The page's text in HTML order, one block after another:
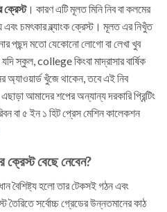
ক্রেস্ট। কারণ এটি মূলত মিনি নিব বা কলমের
চমৎকার ব্ল্যাংক ক্রেস্ট। মূলত এর নিখুঁত
পছন্দ মতো যেকোনো লোগো বা লেখা খুব
স্কুল, college কিংবা মাদ্রাসার বার্ষিক
অ্যাওয়ার্ড খুঁজে থাকেন, তবে এই নিব
আমাদের শপের অন্যান্য দরকারি প্রিন্টিং
বা ৫ ইন ১ হিট প্রেস মেশিন কালেকশন
ক্রেস্ট বেছে নেবেন?
বৈশিষ্ট্য হলো তার টেকসই গঠন এবং
তৈরিতে সর্বোচ্চ গ্রেডের উন্নতমানের কাঠ